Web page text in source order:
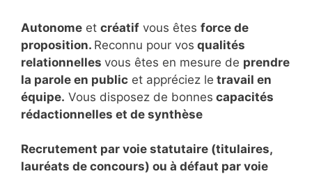
Autonome et créatif vous êtes force de
proposition. Reconnu pour vos qualités
relationnelles vous êtes en mesure de prendre
la parole en public et appréciez le travail en
équipe. Vous disposez de bonnes capacités
rédactionnelles et de synthèse
Recrutement par voie statutaire (titulaires,
lauréats de concours) ou à défaut par voie